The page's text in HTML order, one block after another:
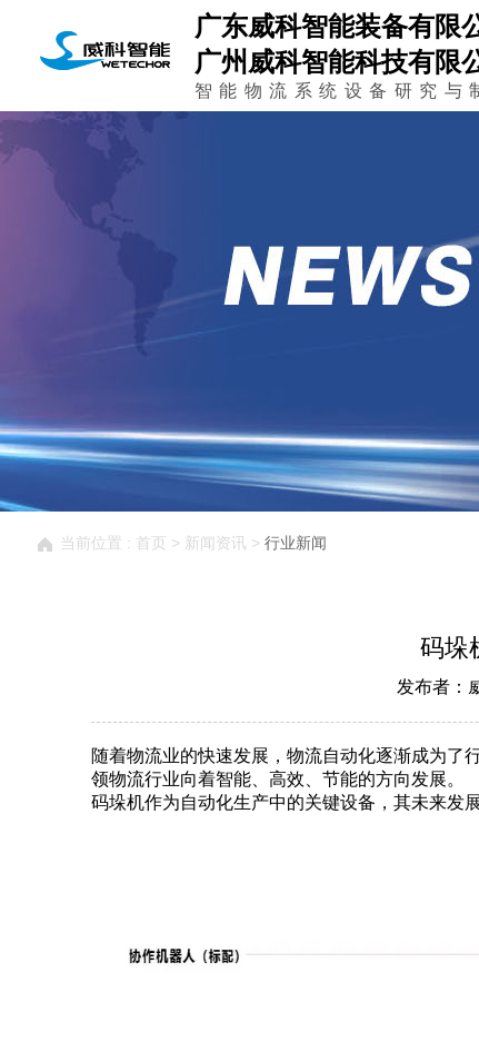
广东威科智能装备有限
广州威科智能科技有限
智能物流系统设备研究与
当前位置 : 首页 > 新闻资讯 > 行业新闻
码垛
发布者：
随着物流业的快速发展，物流自动化逐渐成为了
领物流行业向着智能、高效、节能的方向发展。
码垛机作为自动化生产中的关键设备，其未来发